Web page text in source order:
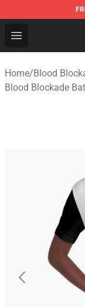
Open menu
Blood
Home/Blood
Blood Blockade